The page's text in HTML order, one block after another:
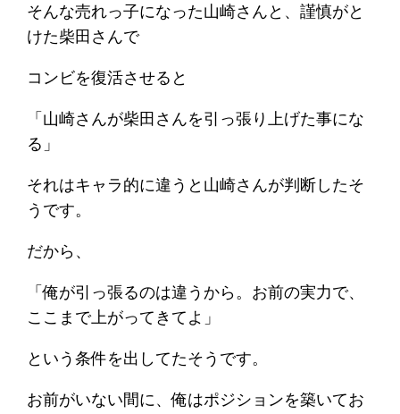
そんな売れっ子になった山崎さんと、謹慎がと
けた柴田さんで
コンビを復活させると
「山崎さんが柴田さんを引っ張り上げた事にな
る」
それはキャラ的に違うと山崎さんが判断したそ
うです。
だから、
「俺が引っ張るのは違うから。お前の実力で、
ここまで上がってきてよ」
という条件を出してたそうです。
お前がいない間に、俺はポジションを築いてお